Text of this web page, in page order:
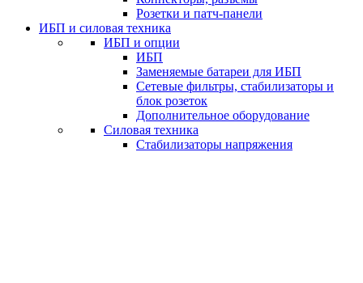
Розетки и патч-панели
ИБП и силовая техника
ИБП и опции
ИБП
Заменяемые батареи для ИБП
Сетевые фильтры, стабилизаторы и
блок розеток
Дополнительное оборудование
Силовая техника
Стабилизаторы напряжения